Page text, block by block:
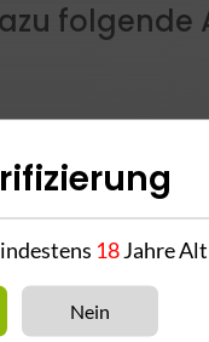
folgende
CRT Resin
#1 - white
18Jahre Alt
Nein